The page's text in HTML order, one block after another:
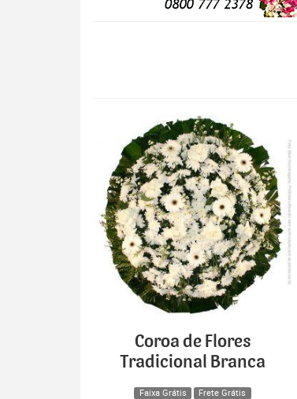
Coroa de Flores
Tradicional Branca
Faixa Grátis
Frete Grátis